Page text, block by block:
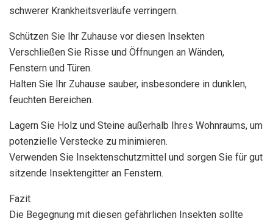
schwerer Krankheitsverläufe verringern.
Schützen Sie Ihr Zuhause vor diesen Insekten
Verschließen Sie Risse und Öffnungen an Wänden,
Fenstern und Türen.
Halten Sie Ihr Zuhause sauber, insbesondere in dunklen,
feuchten Bereichen.
Lagern Sie Holz und Steine außerhalb Ihres Wohnraums, um
potenzielle Verstecke zu minimieren.
Verwenden Sie Insektenschutzmittel und sorgen Sie für gut
sitzende Insektengitter an Fenstern.
Fazit
Die Begegnung mit diesen gefährlichen Insekten sollte